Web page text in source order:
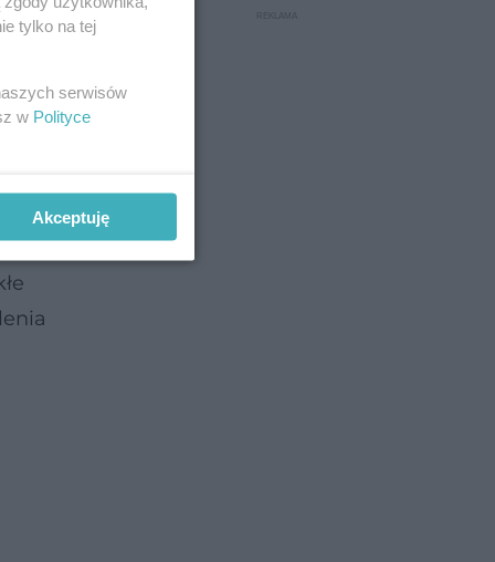
tylko na tej
serwisów
w Polityce
Akceptuję